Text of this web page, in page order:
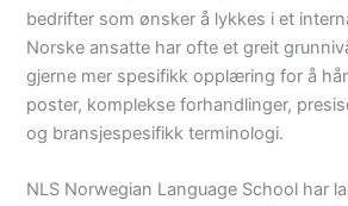
bedrifter som ønsker å lykkes i et
Norske ansatte har ofte et greit
gjerne mer spesifikk opplæring for å
poster, komplekse forhandlinger,
og bransjespesifikk terminologi.
NLS Norwegian Language School har